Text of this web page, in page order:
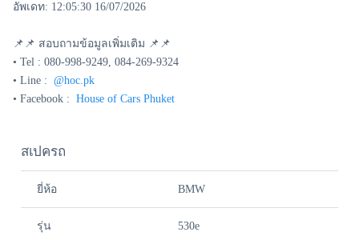
อัพเดท: 12:05:30 16/07/2026
📌📌 สอบถามข้อมูลเพิ่มเติม 📌📌
• Tel : 080-998-9249, 084-269-9324
• Line : @hoc.pk
• Facebook : House of Cars Phuket
สเปครถ
ยี่ห้อ BMW
รุ่น 530e